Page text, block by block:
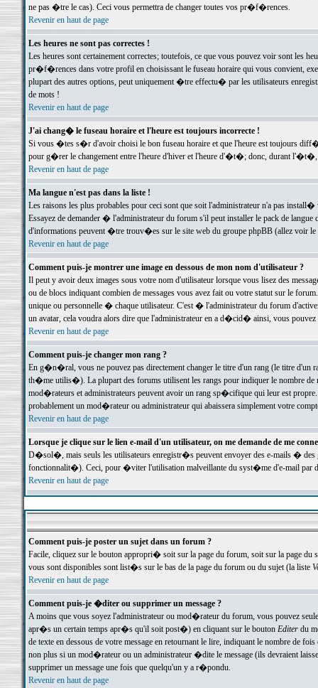
ne pas �tre le cas). Ceci vous permettra de changer toutes vos pr�f�rences.
Revenir en haut de page
Les heures ne sont pas correctes !
Les heures sont certainement correctes; toutefois, ce que vous pouvez voir sont
pr�f�rences dans votre profil en choisissant le fuseau horaire qui vous convient,
plupart des autres options, peut uniquement �tre effectu� par les utilisateurs
de mots !
Revenir en haut de page
J'ai chang� le fuseau horaire et l'heure est toujours incorrecte !
Si vous �tes s�r d'avoir choisi le bon fuseau horaire et que l'heure est toujours
pour g�rer le changement entre l'heure d'hiver et l'heure d'�t�; donc, durant
Revenir en haut de page
Ma langue n'est pas dans la liste !
Les raisons les plus probables pour ceci sont que soit l'administrateur n'a pas
Essayez de demander � l'administrateur du forum s'il peut installer le pack de
d'informations peuvent �tre trouv�es sur le site web du groupe phpBB (allez voir le
Revenir en haut de page
Comment puis-je montrer une image en dessous de mon nom d'utilisateur ?
Il peut y avoir deux images sous votre nom d'utilisateur lorsque vous lisez des
ou de blocs indiquant combien de messages vous avez fait ou votre statut sur le
unique ou personnelle � chaque utilisateur. C'est � l'administrateur du forum
un avatar, cela voudra alors dire que l'administrateur en a d�cid� ainsi, vous
Revenir en haut de page
Comment puis-je changer mon rang ?
En g�n�ral, vous ne pouvez pas directement changer le titre d'un rang (le titre d'un
th�me utilis�). La plupart des forums utilisent les rangs pour indiquer le nombre de
mod�rateurs et administrateurs peuvent avoir un rang sp�cifique qui leur est
probablement un mod�rateur ou administrateur qui abaissera simplement votre
Revenir en haut de page
Lorsque je clique sur le lien e-mail d'un utilisateur, on me demande de me
D�sol�, mais seuls les utilisateurs enregistr�s peuvent envoyer des e-mails �
fonctionnalit�). Ceci, pour �viter l'utilisation malveillante du syst�me d'e-mail par
Revenir en haut de page
Comment puis-je poster un sujet dans un forum ?
Facile, cliquez sur le bouton appropri� soit sur la page du forum, soit sur la page du
vous sont disponibles sont list�s sur le bas de la page du forum ou du sujet (la liste
Revenir en haut de page
Comment puis-je �diter ou supprimer un message ?
A moins que vous soyez l'administrateur ou mod�rateur du forum, vous pouvez
apr�s un certain temps apr�s qu'il soit post�) en cliquant sur le bouton Editerdu
de texte en dessous de votre message en retournant le lire, indiquant le nombre
non plus si un mod�rateur ou un administrateur �dite le message (ils devraient
supprimer un message une fois que quelqu'un y a r�pondu.
Revenir en haut de page